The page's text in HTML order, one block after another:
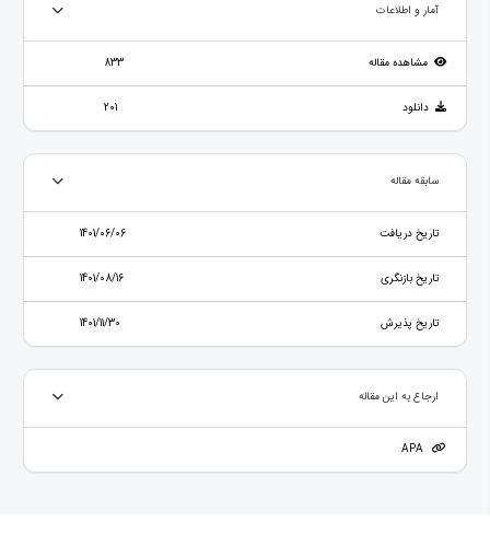
آمار و اطلاعات
مشاهده مقاله 833
دانلود 201
سابقه مقاله
تاریخ دریافت 1401/06/06
تاریخ بازنگری 1401/08/16
تاریخ پذیرش 1401/11/30
ارجاع به این مقاله
APA